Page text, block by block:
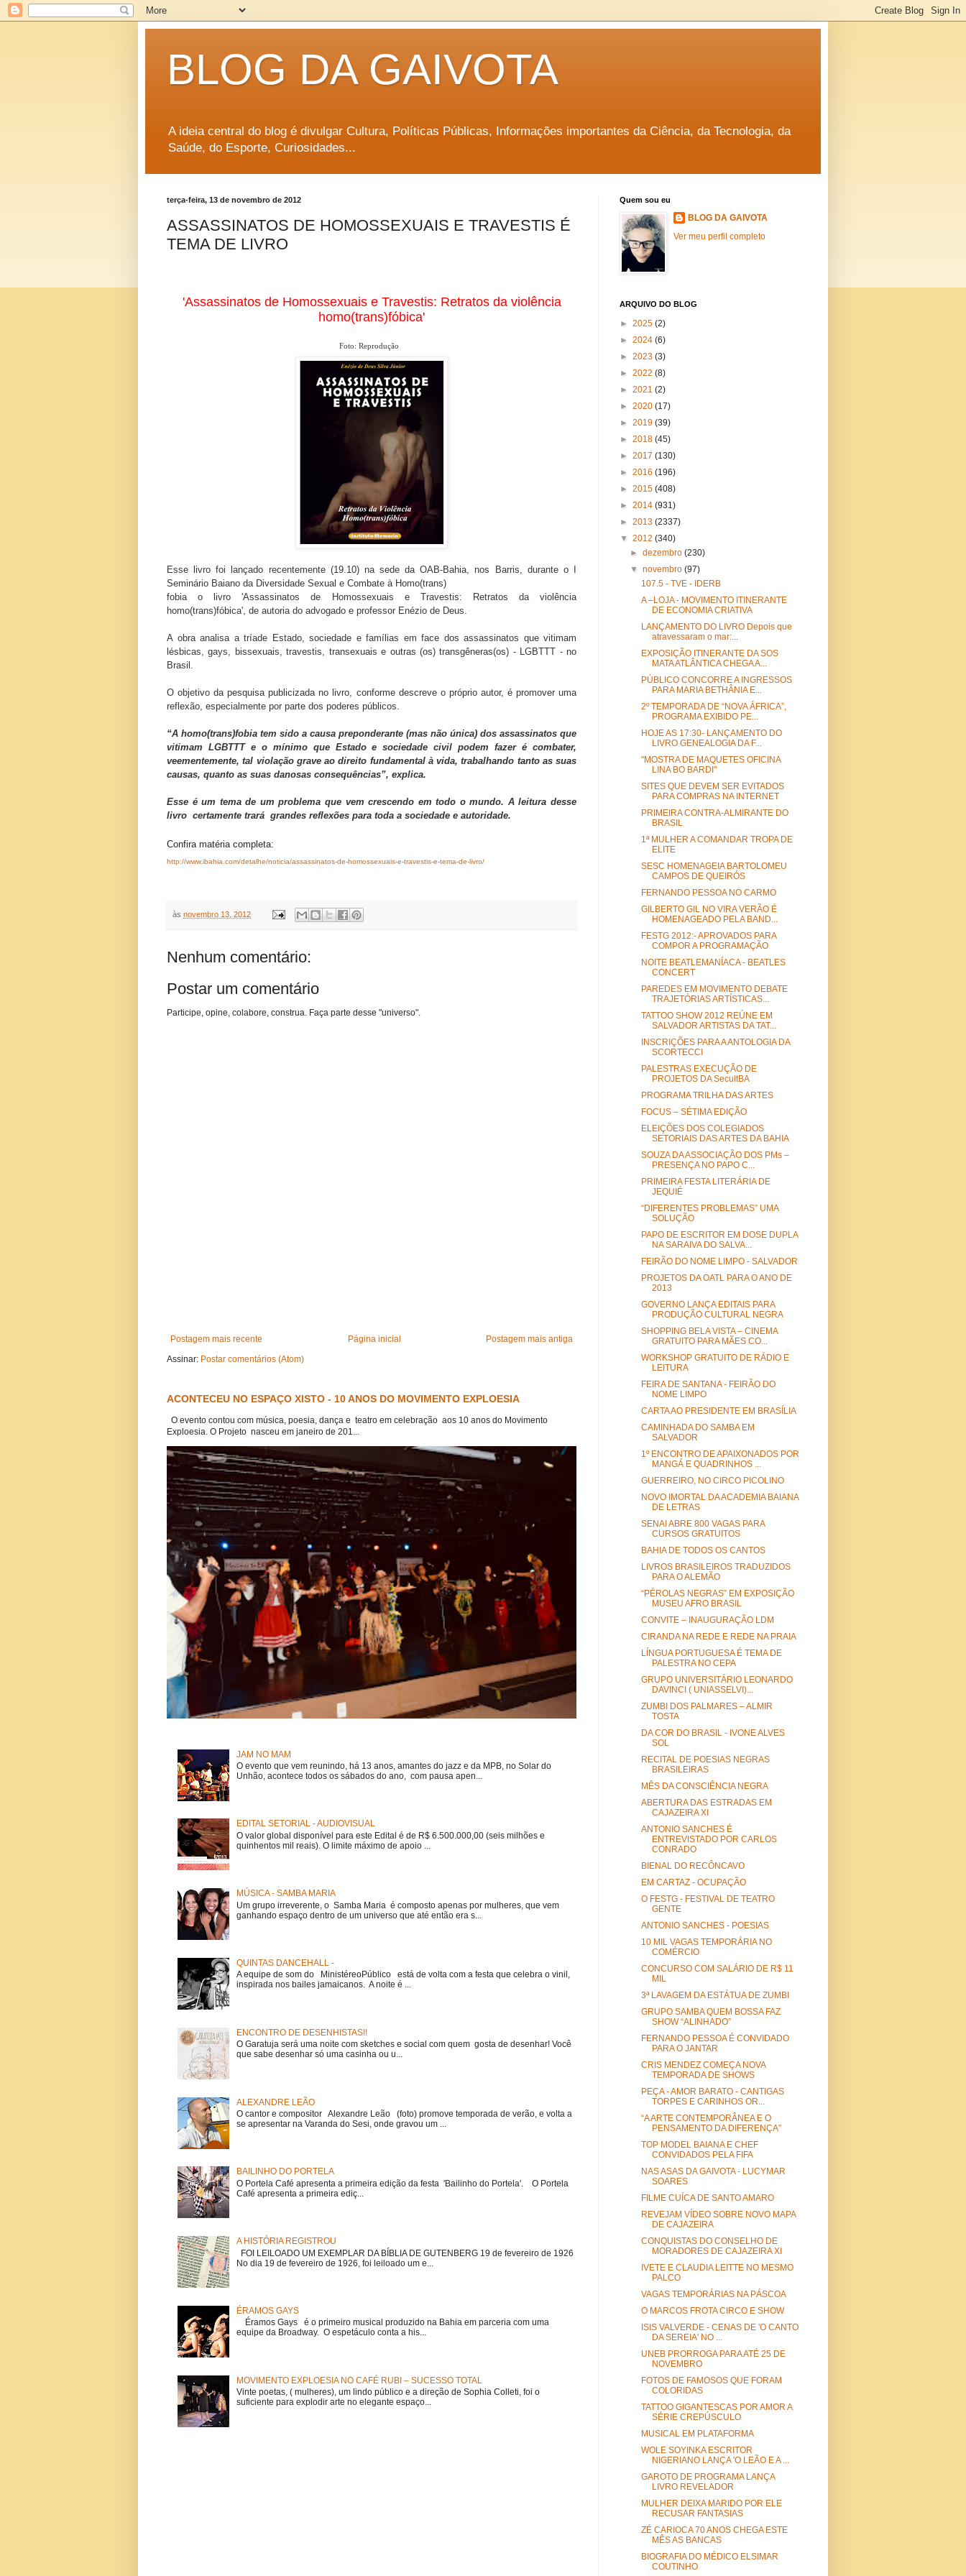
BLOG DA GAIVOTA
A ideia central do blog é divulgar Cultura, Políticas Públicas, Informações importantes da Ciência, da Tecnologia, da
Saúde, do Esporte, Curiosidades...
terça-feira, 13 de novembro de 2012
ASSASSINATOS DE HOMOSSEXUAIS E TRAVESTIS É
TEMA DE LIVRO
'Assassinatos de Homossexuais e Travestis: Retratos da violência
homo(trans)fóbica'
Foto: Reprodução
Esse livro foi lançado recentemente (19.10) na sede da OAB-Bahia, nos Barris, durante o I
Seminário Baiano da Diversidade Sexual e Combate à Homo(trans)
fobia o livro 'Assassinatos de Homossexuais e Travestis: Retratos da violência
homo(trans)fóbica', de autoria do advogado e professor Enézio de Deus.
A obra analisa a tríade Estado, sociedade e famílias em face dos assassinatos que vitimam
lésbicas, gays, bissexuais, travestis, transexuais e outras (os) transgêneras(os) - LGBTTT - no
Brasil.
O objetivo da pesquisa publicizada no livro, conforme descreve o próprio autor, é promover uma
reflexão, especialmente por parte dos poderes públicos.
“A homo(trans)fobia tem sido a causa preponderante (mas não única) dos assassinatos que
vitimam LGBTTT e o mínimo que Estado e sociedade civil podem fazer é combater,
veementemente, tal violação grave ao direito fundamental à vida, trabalhando tanto as suas
causas, quanto as suas danosas consequências”, explica.
Esse é um tema de um problema que vem crescendo em todo o mundo. A leitura desse
livro certamente trará grandes reflexões para toda a sociedade e autoridade.
Confira matériacompleta:
http://www.ibahia.com/detalhe/noticia/assassinatos-de-homossexuais-e-travestis-e-tema-de-livro/
às novembro 13, 2012
Nenhum comentário:
Postar um comentário
Participe, opine, colabore, construa. Faça parte desse "universo".
Postagem mais recente Postagem mais antiga
Página inicial
Assinar: Postar comentários (Atom)
ACONTECEU NO ESPAÇO XISTO - 10 ANOS DO MOVIMENTO EXPLOESIA
O evento contou com música, poesia, dança e teatro em celebração aos 10 anos do Movimento
Exploesia. O Projeto nasceu em janeiro de 201...
JAM NO MAM
O evento que vem reunindo, há 13 anos, amantes do jazz e da MPB, no Solar do
Unhão, acontece todos os sábados do ano, com pausa apen...
EDITAL SETORIAL - AUDIOVISUAL
O valor global disponível para este Edital é de R$ 6.500.000,00 (seis milhões e
quinhentos mil reais). O limite máximo de apoio ...
MÚSICA - SAMBA MARIA
Um grupo irreverente, o Samba Maria é composto apenas por mulheres, que vem
ganhando espaço dentro de um universo que até então era s...
QUINTAS DANCEHALL -
A equipe de som do MinistéreoPúblico está de volta com a festa que celebra o vinil,
inspirada nos bailes jamaicanos. A noite é ...
ENCONTRO DE DESENHISTAS!!
O Garatuja será uma noite com sketches e social com quem gosta de desenhar! Você
que sabe desenhar só uma casinha ou u...
ALEXANDRE LEÃO
O cantor e compositor Alexandre Leão (foto) promove temporada de verão, e volta a
se apresentar na Varanda do Sesi, onde gravou um ...
BAILINHO DO PORTELA
O Portela Café apresenta a primeira edição da festa 'Bailinho do Portela'. O Portela
Café apresenta a primeira ediç...
A HISTÓRIA REGISTROU
FOI LEILOADO UM EXEMPLAR DA BÍBLIA DE GUTENBERG 19 de fevereiro de 1926
No dia 19 de fevereiro de 1926, foi leiloado um e...
ÉRAMOS GAYS
Éramos Gays é o primeiro musical produzido na Bahia em parceria com uma
equipe da Broadway. O espetáculo conta a his...
MOVIMENTO EXPLOESIA NO CAFÉ RUBI – SUCESSO TOTAL
Vinte poetas, ( mulheres), um lindo público e a direção de Sophia Colleti, foi o
suficiente para explodir arte no elegante espaço...
Quem sou eu
BLOG DA GAIVOTA
Ver meu perfil completo
ARQUIVO DO BLOG
► 2025 (2)
► 2024 (6)
► 2023 (3)
► 2022 (8)
► 2021 (2)
► 2020 (17)
► 2019 (39)
► 2018 (45)
► 2017 (130)
► 2016 (196)
► 2015 (408)
► 2014 (931)
► 2013 (2337)
▼ 2012 (340)
►dezembro(230)
▼novembro(97)
107.5 - TVE - IDERB
A –LOJA - MOVIMENTO ITINERANTE
DE ECONOMIA CRIATIVA
LANÇAMENTO DO LIVRO Depois que
atravessaram o mar:...
EXPOSIÇÃO ITINERANTE DA SOS
MATA ATLÂNTICA CHEGA A...
PÚBLICO CONCORRE A INGRESSOS
PARA MARIA BETHÂNIA E...
2º TEMPORADA DE “NOVA ÁFRICA”,
PROGRAMA EXIBIDO PE...
HOJE AS 17:30- LANÇAMENTO DO
LIVRO GENEALOGIA DA F...
"MOSTRA DE MAQUETES OFICINA
LINA BO BARDI"
SITES QUE DEVEM SER EVITADOS
PARA COMPRAS NA INTERNET
PRIMEIRA CONTRA-ALMIRANTE DO
BRASIL
1ª MULHER A COMANDAR TROPA DE
ELITE
SESC HOMENAGEIA BARTOLOMEU
CAMPOS DE QUEIRÓS
FERNANDO PESSOA NO CARMO
GILBERTO GIL NO VIRA VERÃO É
HOMENAGEADO PELA BAND...
FESTG 2012:- APROVADOS PARA
COMPOR A PROGRAMAÇÃO
NOITE BEATLEMANÍACA - BEATLES
CONCERT
PAREDES EM MOVIMENTO DEBATE
TRAJETÓRIAS ARTÍSTICAS...
TATTOO SHOW 2012 REÚNE EM
SALVADOR ARTISTAS DA TAT...
INSCRIÇÕES PARA A ANTOLOGIA DA
SCORTECCI
PALESTRAS EXECUÇÃO DE
PROJETOS DA SecultBA
PROGRAMA TRILHA DAS ARTES
FOCUS – SÉTIMA EDIÇÃO
ELEIÇÕES DOS COLEGIADOS
SETORIAIS DAS ARTES DA BAHIA
SOUZA DA ASSOCIAÇÃO DOS PMs –
PRESENÇA NO PAPO C...
PRIMEIRA FESTA LITERÁRIA DE
JEQUIÉ
“DIFERENTES PROBLEMAS” UMA
SOLUÇÃO
PAPO DE ESCRITOR EM DOSE DUPLA
NA SARAIVA DO SALVA...
FEIRÃO DO NOME LIMPO - SALVADOR
PROJETOS DA OATL PARA O ANO DE
2013
GOVERNO LANÇA EDITAIS PARA
PRODUÇÃO CULTURAL NEGRA
SHOPPING BELA VISTA – CINEMA
GRATUITO PARA MÃES CO...
WORKSHOP GRATUITO DE RÁDIO E
LEITURA
FEIRA DE SANTANA - FEIRÃO DO
NOME LIMPO
CARTA AO PRESIDENTE EM BRASÍLIA
CAMINHADA DO SAMBA EM
SALVADOR
1º ENCONTRO DE APAIXONADOS POR
MANGÁ E QUADRINHOS ...
GUERREIRO, NO CIRCO PICOLINO
NOVO IMORTAL DA ACADEMIA BAIANA
DE LETRAS
SENAI ABRE 800 VAGAS PARA
CURSOS GRATUITOS
BAHIA DE TODOS OS CANTOS
LIVROS BRASILEIROS TRADUZIDOS
PARA O ALEMÃO
“PÉROLAS NEGRAS” EM EXPOSIÇÃO
MUSEU AFRO BRASIL
CONVITE – INAUGURAÇÃO LDM
CIRANDA NA REDE E REDE NA PRAIA
LÍNGUA PORTUGUESA É TEMA DE
PALESTRA NO CEPA
GRUPO UNIVERSITÁRIO LEONARDO
DAVINCI ( UNIASSELVI)...
ZUMBI DOS PALMARES – ALMIR
TOSTA
DA COR DO BRASIL - IVONE ALVES
SOL
RECITAL DE POESIAS NEGRAS
BRASILEIRAS
MÊS DA CONSCIÊNCIA NEGRA
ABERTURA DAS ESTRADAS EM
CAJAZEIRA XI
ANTONIO SANCHES É
ENTREVISTADO POR CARLOS
CONRADO
BIENAL DO RECÔNCAVO
EM CARTAZ - OCUPAÇÃO
O FESTG - FESTIVAL DE TEATRO
GENTE
ANTONIO SANCHES - POESIAS
10 MIL VAGAS TEMPORÁRIA NO
COMÉRCIO
CONCURSO COM SALÁRIO DE R$ 11
MIL
3ª LAVAGEM DA ESTÁTUA DE ZUMBI
GRUPO SAMBA QUEM BOSSA FAZ
SHOW “ALINHADO”
FERNANDO PESSOA É CONVIDADO
PARA O JANTAR
CRIS MENDEZ COMEÇA NOVA
TEMPORADA DE SHOWS
PEÇA - AMOR BARATO - CANTIGAS
TORPES E CARINHOS OR...
“A ARTE CONTEMPORÂNEA E O
PENSAMENTO DA DIFERENÇA”
TOP MODEL BAIANA E CHEF
CONVIDADOS PELA FIFA
NAS ASAS DA GAIVOTA - LUCYMAR
SOARES
FILME CUÍCA DE SANTO AMARO
REVEJAM VÍDEO SOBRE NOVO MAPA
DE CAJAZEIRA
CONQUISTAS DO CONSELHO DE
MORADORES DE CAJAZEIRA XI
IVETE E CLAUDIA LEITTE NO MESMO
PALCO
VAGAS TEMPORÁRIAS NA PÁSCOA
O MARCOS FROTA CIRCO E SHOW
ISIS VALVERDE - CENAS DE 'O CANTO
DA SEREIA' NO ...
UNEB PRORROGA PARA ATÉ 25 DE
NOVEMBRO
FOTOS DE FAMOSOS QUE FORAM
COLORIDAS
TATTOO GIGANTESCAS POR AMOR A
SÉRIE CREPÚSCULO
MUSICAL EM PLATAFORMA
WOLE SOYINKA ESCRITOR
NIGERIANO LANÇA 'O LEÃO E A ...
GAROTO DE PROGRAMA LANÇA
LIVRO REVELADOR
MULHER DEIXA MARIDO POR ELE
RECUSAR FANTASIAS
ZÉ CARIOCA 70 ANOS CHEGA ESTE
MÊS AS BANCAS
BIOGRAFIA DO MÉDICO ELSIMAR
COUTINHO